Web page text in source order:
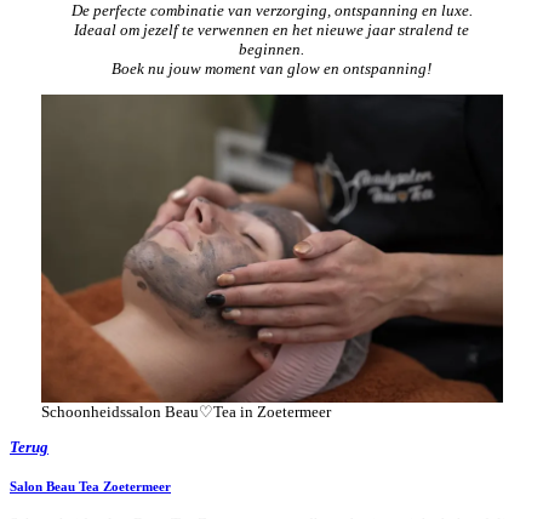
De perfecte combinatie van verzorging, ontspanning en luxe.
Ideaal om jezelf te verwennen en het nieuwe jaar stralend te
beginnen.
Boek nu jouw moment van glow en ontspanning!
Schoonheidssalon Beau♡Tea in Zoetermeer
Terug
Salon Beau Tea Zoetermeer